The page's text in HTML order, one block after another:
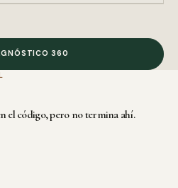
360
el código, pero no termina ahí.